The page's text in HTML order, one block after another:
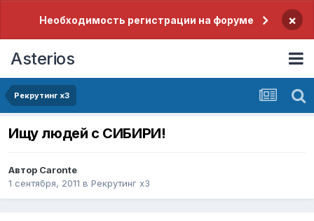
Необходимость регистрации на форуме ×
Asterios
Рекрутинг x3
Ищу людей с СИБИРИ!
Автор Caronte
1 сентября, 2011 в Рекрутинг x3